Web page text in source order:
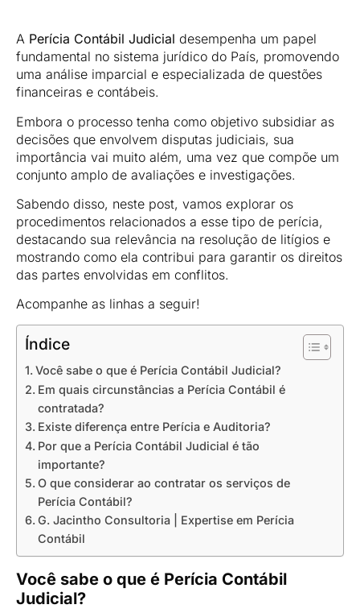
A Perícia Contábil Judicial desempenha um papel
fundamental no sistema jurídico do País, promovendo
uma análise imparcial e especializada de questões
financeiras e contábeis.
Embora o processo tenha como objetivo subsidiar as
decisões que envolvem disputas judiciais, sua
importância vai muito além, uma vez que compõe um
conjunto amplo de avaliações e investigações.
Sabendo disso, neste post, vamos explorar os
procedimentos relacionados a esse tipo de perícia,
destacando sua relevância na resolução de litígios e
mostrando como ela contribui para garantir os direitos
das partes envolvidas em conflitos.
Acompanhe as linhas a seguir!
Índice
Você sabe o que é Perícia Contábil Judicial?
Em quais circunstâncias a Perícia Contábil é
contratada?
Existe diferença entre Perícia e Auditoria?
Por que a Perícia Contábil Judicial é tão
importante?
O que considerar ao contratar os serviços de
Perícia Contábil?
G. Jacintho Consultoria | Expertise em Perícia
Contábil
Você sabe o que é Perícia Contábil
Judicial?